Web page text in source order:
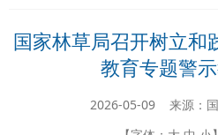
国家林草局召开树立和
教育专题警
2026-05-09 来源：国